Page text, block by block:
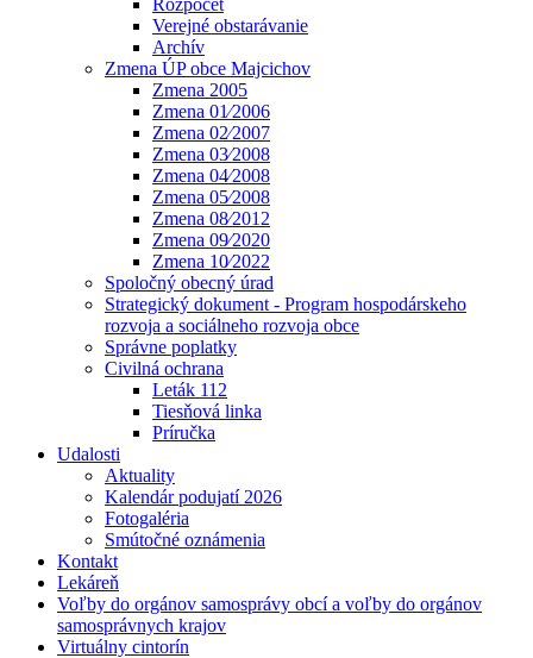
Rozpočet
Verejné obstarávanie
Archív
Zmena ÚP obce Majcichov
Zmena 2005
Zmena 01⁄2006
Zmena 02⁄2007
Zmena 03⁄2008
Zmena 04⁄2008
Zmena 05⁄2008
Zmena 08⁄2012
Zmena 09⁄2020
Zmena 10⁄2022
Spoločný obecný úrad
Strategický dokument - Program hospodárskeho
rozvoja a sociálneho rozvoja obce
Správne poplatky
Civilná ochrana
Leták 112
Tiesňová linka
Príručka
Udalosti
Aktuality
Kalendár podujatí 2026
Fotogaléria
Smútočné oznámenia
Kontakt
Lekáreň
Voľby do orgánov samosprávy obcí a voľby do orgánov
samosprávnych krajov
Virtuálny cintorín